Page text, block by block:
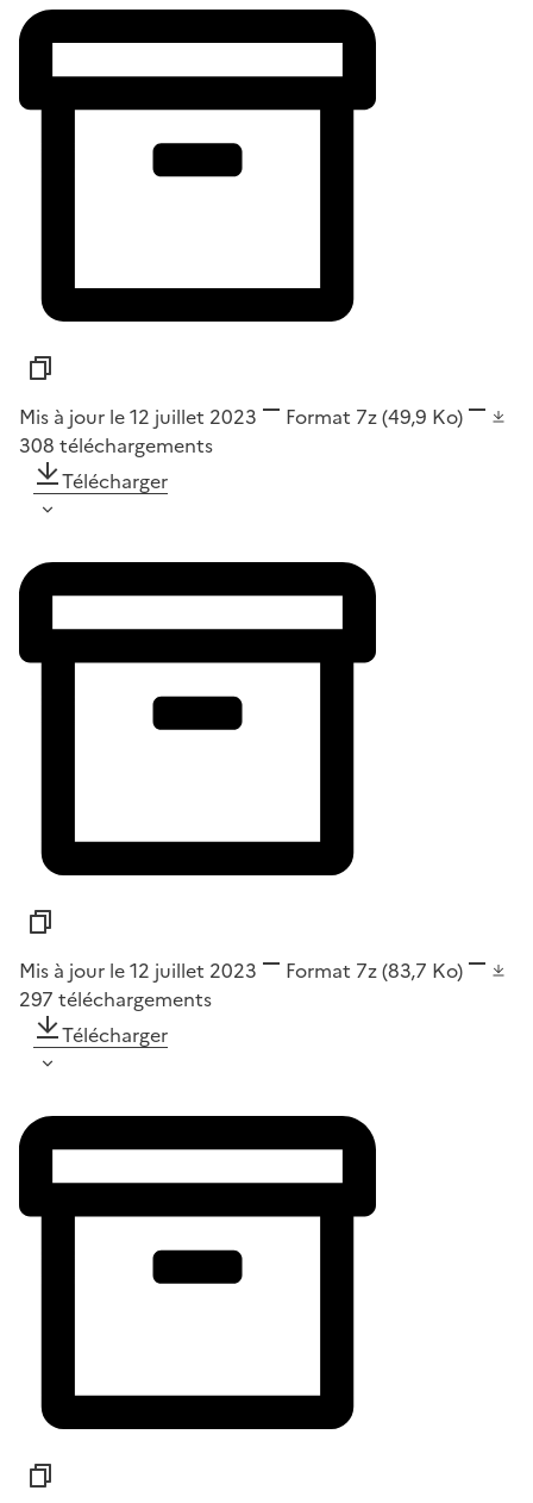
Mis à jour le 12 juillet 2023 Format 7z(49,9 Ko)
308 téléchargements
Télécharger
Mis à jour le 12 juillet 2023 Format 7z(83,7 Ko)
297 téléchargements
Télécharger